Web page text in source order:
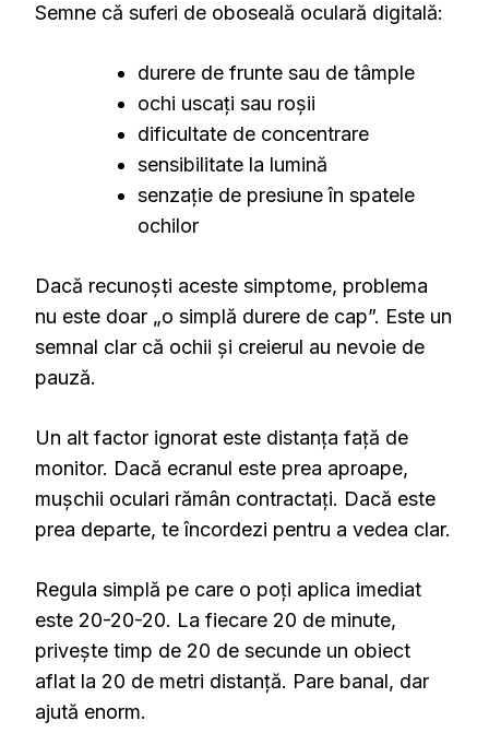
Semne că suferi de oboseală oculară digitală:
durere de frunte sau de tâmple
ochi uscați sau roșii
dificultate de concentrare
sensibilitate la lumină
senzație de presiune în spatele
ochilor
Dacă recunoști aceste simptome, problema
nu este doar „o simplă durere de cap”. Este un
semnal clar că ochii și creierul au nevoie de
pauză.
Un alt factor ignorat este distanța față de
monitor. Dacă ecranul este prea aproape,
mușchii oculari rămân contractați. Dacă este
prea departe, te încordezi pentru a vedea clar.
Regula simplă pe care o poți aplica imediat
este 20-20-20. La fiecare 20 de minute,
privește timp de 20 de secunde un obiect
aflat la 20 de metri distanță. Pare banal, dar
ajută enorm.